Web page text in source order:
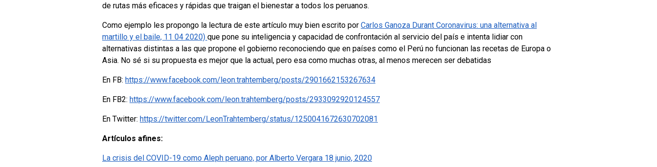
de rutas más eficaces y rápidas que traigan el bienestar a todos los peruanos.
Como ejemplo les propongo la lectura de este artículo muy bien escrito por Carlos Ganoza Durant Coronavirus: una alternativa al
martillo y el baile, 11 04 2020) que pone su inteligencia y capacidad de confrontación al servicio del país e intenta lidiar con
alternativas distintas a las que propone el gobierno reconociendo que en países como el Perú no funcionan las recetas de Europa o
Asia. No sé si su propuesta es mejor que la actual, pero esa como muchas otras, al menos merecen ser debatidas
En FB: https://www.facebook.com/leon.trahtemberg/posts/2901662153267634
En FB2: https://www.facebook.com/leon.trahtemberg/posts/2933092920124557
En Twitter: https://twitter.com/LeonTrahtemberg/status/1250041672630702081
Artículos afines:
La crisis del COVID-19 como Aleph peruano, por Alberto Vergara 18 junio, 2020